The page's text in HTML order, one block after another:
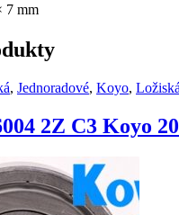
7 mm
, Jednoradové, Koyo, Ložiská
2Z C3 Koyo